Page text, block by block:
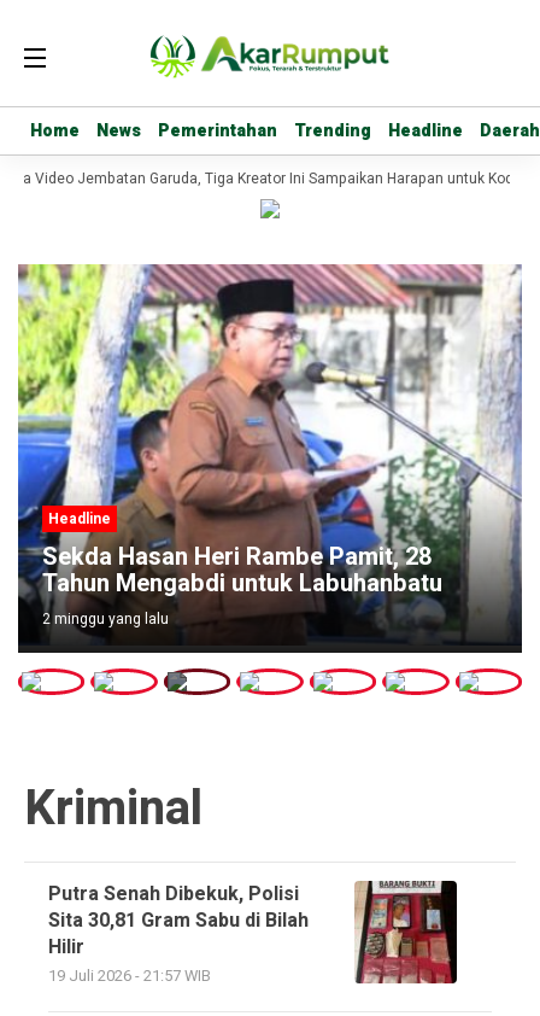
Home News Pemerintahan Trending Headline Daerah
Home News Pemerintahan Trending Headline Daerah
Video Jembatan Garuda, Tiga Kreator Ini Sampaikan Harapan untuk Kodim
Headline
Sekda Hasan Heri Rambe Pamit, 28
Tahun Mengabdi untuk Labuhanbatu
2 minggu yang lalu
Kriminal
Putra Senah Dibekuk, Polisi
Sita 30,81 Gram Sabu di Bilah
Hilir
19 Juli 2026 - 21:57 WIB